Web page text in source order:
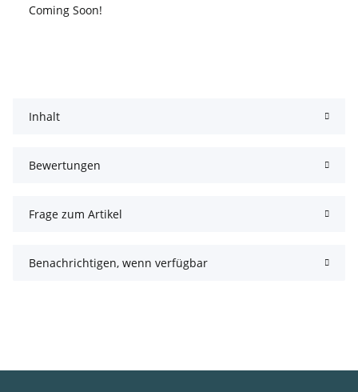
Coming Soon!
Inhalt
Bewertungen
Frage zum Artikel
Benachrichtigen, wenn verfügbar